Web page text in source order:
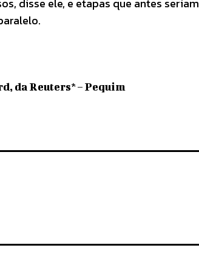
disse ele, e etapas que antes seriam
da Reuters* – Pequim